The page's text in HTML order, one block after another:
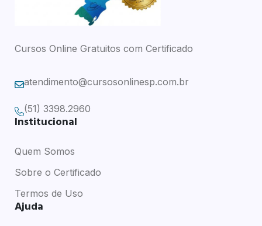
Cursos Online Gratuitos com Certificado
atendimento@cursosonlinesp.com.br
(51) 3398.2960
Institucional
Quem Somos
Sobre o Certificado
Termos de Uso
Ajuda